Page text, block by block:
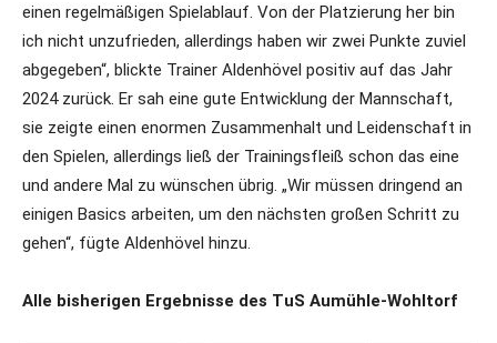
einen regelmäßigen Spielablauf. Von der Platzierung her bin
ich nicht unzufrieden, allerdings haben wir zwei Punkte zuviel
abgegeben“, blickte Trainer Aldenhövel positiv auf das Jahr
2024 zurück. Er sah eine gute Entwicklung der Mannschaft,
sie zeigte einen enormen Zusammenhalt und Leidenschaft in
den Spielen, allerdings ließ der Trainingsfleiß schon das eine
und andere Mal zu wünschen übrig. „Wir müssen dringend an
einigen Basics arbeiten, um den nächsten großen Schritt zu
gehen“, fügte Aldenhövel hinzu.
Alle bisherigen Ergebnisse des TuS Aumühle-Wohltorf